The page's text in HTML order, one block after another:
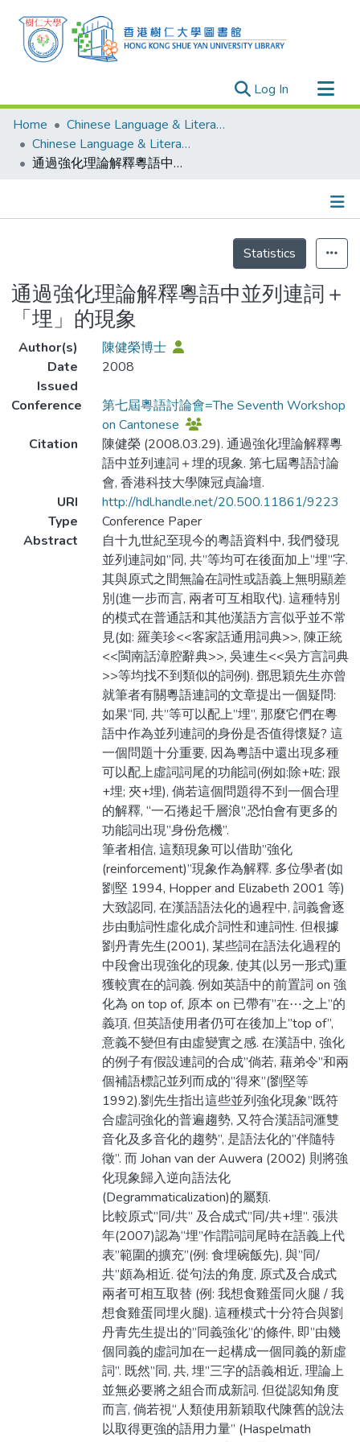
Log In (current)
Research Outputs
Researchers
Organizations
Events
Home
Chinese Language & Literature
Chinese Language & Literature - Publication
通過強化理論解釋粵語中並列連詞＋「埋」的現象
Statistics
通過強化理論解釋粵語中並列連詞＋
「埋」的現象
Author(s)
陳健榮博士
Date
Issued
2008
Conference
第七屆粵語討論會=The Seventh Workshop
on Cantonese
Citation
陳健榮 (2008.03.29). 通過強化理論解釋粵
語中並列連詞＋埋的現象. 第七屆粵語討論
會, 香港科技大學陳冠貞論壇.
URI
http://hdl.handle.net/20.500.11861/9223
Type
Conference Paper
Abstract
自十九世紀至現今的粵語資料中, 我們發現
並列連詞如”同, 共”等均可在後面加上”埋”字.
其與原式之間無論在詞性或語義上無明顯差
別(進一步而言, 兩者可互相取代). 這種特別
的模式在普通話和其他漢語方言似乎並不常
見(如: 羅美珍<<客家話通用詞典>>, 陳正統
<<閩南話漳腔辭典>>, 吳連生<<吳方言詞典
>>等均找不到類似的詞例). 鄧思穎先生亦曾
就筆者有關粵語連詞的文章提出一個疑問:
如果“同, 共”等可以配上”埋”, 那麼它們在粵
語中作為並列連詞的身份是否值得懷疑? 這
一個問題十分重要, 因為粵語中還出現多種
可以配上虛詞詞尾的功能詞(例如:除+咗; 跟
+埋; 夾+埋), 倘若這個問題得不到一個合理
的解釋, “一石捲起千層浪”,恐怕會有更多的
功能詞出現”身份危機”.
筆者相信, 這類現象可以借助”強化
(reinforcement)”現象作為解釋. 多位學者(如
劉堅 1994, Hopper and Elizabeth 2001 等)
大致認同, 在漢語語法化的過程中, 詞義會逐
步由動詞性虛化成介詞性和連詞性. 但根據
劉丹青先生(2001), 某些詞在語法化過程的
中段會出現強化的現象, 使其(以另一形式)重
獲較實在的詞義. 例如英語中的前置詞 on 強
化為 on top of, 原本 on 已帶有”在⋯之上”的
義項, 但英語使用者仍可在後加上”top of”,
意義不變但有由虛變實之感. 在漢語中, 強化
的例子有假設連詞的合成”倘若, 藉弟令”和兩
個補語標記並列而成的”得來”(劉堅等
1992).劉先生指出這些並列強化現象”既符
合虛詞強化的普遍趨勢, 又符合漢語詞滙雙
音化及多音化的趨勢”, 是語法化的”伴隨特
徵”. 而 Johan van der Auwera (2002) 則將強
化現象歸入逆向語法化
(Degrammaticalization)的屬類.
比較原式”同/共” 及合成式”同/共+埋”. 張洪
年(2007)認為“埋”作謂詞詞尾時在語義上代
表”範圍的擴充”(例: 食埋碗飯先), 與”同/
共”頗為相近. 從句法的角度, 原式及合成式
兩者可相互取替 (例: 我想食雞蛋同火腿 / 我
想食雞蛋同埋火腿). 這種模式十分符合與劉
丹青先生提出的”同義強化”的條件, 即”由幾
個同義的虛詞加在一起構成一個同義的新虛
詞”. 既然”同, 共, 埋”三字的語義相近, 理論上
並無必要將之組合而成新詞. 但從認知角度
而言, 倘若視“人類使用新穎取代陳舊的說法
以取得更強的語用力量” (Haspelmath